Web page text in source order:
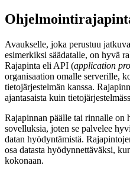
Avaukselle, joka perustuu
esimerkiksi säädatalle, on hyvä
Rajapinta eli API (application
organisaation omalle serverille,
tietojärjestelmän kanssa.
ajantasaista kuin
Rajapinnan päälle tai rinnalle on
sovelluksia, joten se palvelee
datan hyödyntämistä.
osa datasta hyödynnettäväksi,
kokonaan.